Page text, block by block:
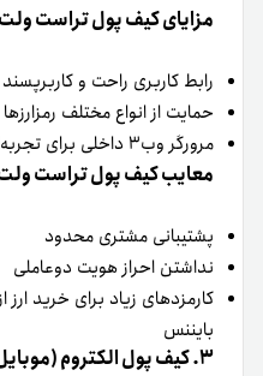
مزایای کیف پول تراست ولت
رابط کاربری راحت و کاربرپسند
حمایت از انواع مختلف
مرورگر وب‌۳ داخلی برای تجربه‌ای بی‌نظیر
معایب کیف پول تراست
پشتیبانی مشتری محدود
نداشتن احراز هویت دوعاملی
کارمزدهای زیاد برای خرید
بایننس
۳. کیف پول الکتروم (موبایل و دسکتاپ)